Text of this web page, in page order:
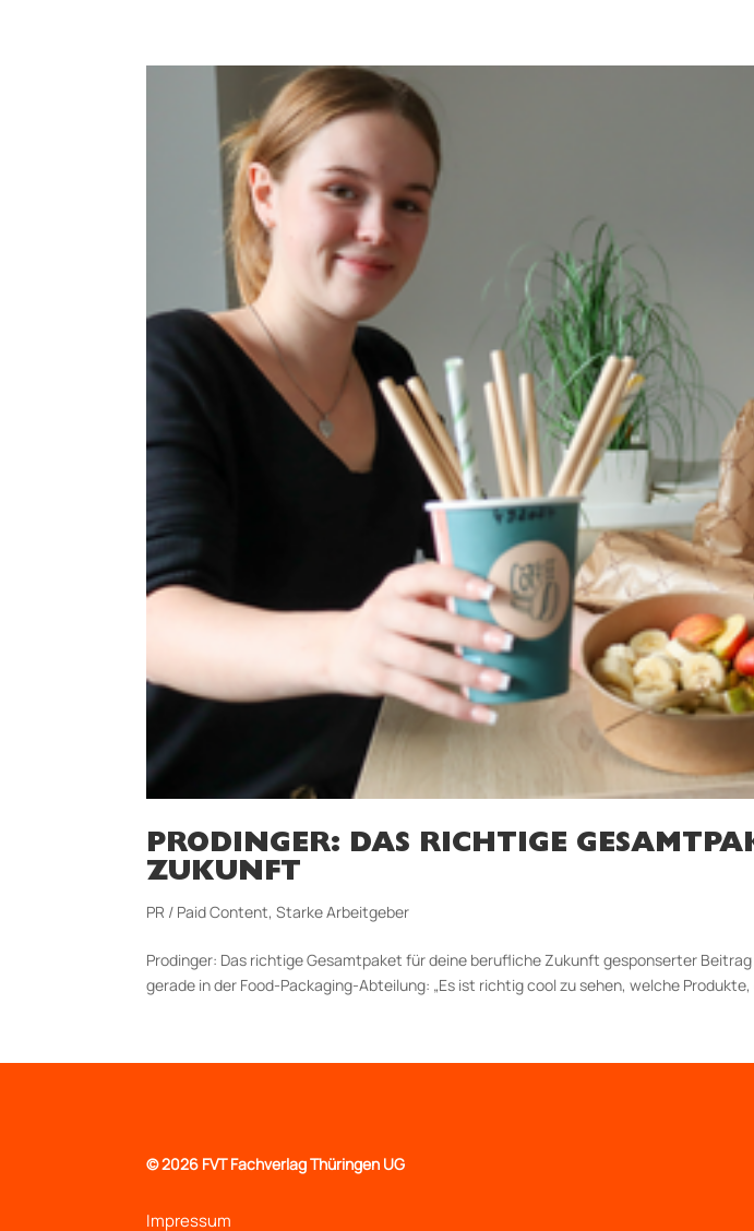
PRODINGER: DAS RICHTIGE
ZUKUNFT
PR / Paid Content,Starke Arbeitgeber
Prodinger: Das richtige Gesamt­paket für deine berufliche Zukunft gesponserter
gerade in der Food-Packaging-Abteilung: „Es ist richtig cool zu sehen, welche
©2026 FVT Fachverlag Thüringen UG
Impressum